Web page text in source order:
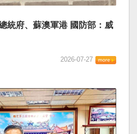
統府、蘇澳軍港 國防部：威
2026-07-27